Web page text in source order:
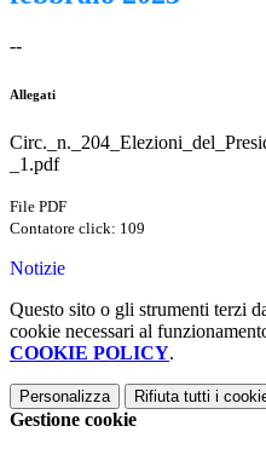
--
Allegati
_1.pdf
File PDF
Contatore click: 109
Notizie
Questo sito o gli strumenti terzi
cookie necessari al
COOKIE POLICY.
Personalizza Rifiuta tutti i
Gestione cookie